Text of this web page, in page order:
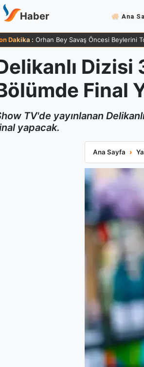
Haber Ana
Dakika : Orhan Bey Savaş Öncesi Beylerini
Dizisi
Final
TV'de yayınlanan
yapacak.
Ana Sayfa
Delikanlı